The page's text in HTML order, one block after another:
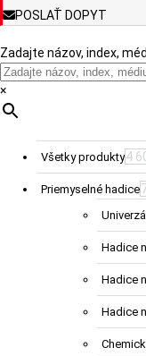
POSLAŤ DOPYT
Zadajte názov, index,
×
Všetky produkty4
Priemyselné hadice
Hadice
Hadice
Hadice